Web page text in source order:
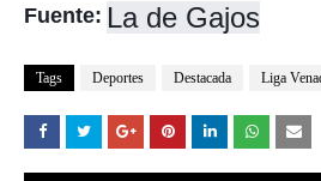
Fuente: La de Gajos
Tags Deportes Destacada Liga